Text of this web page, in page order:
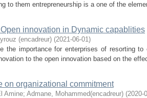
to them entrepreneurship is a one of the
innovation in Dynamic capablities
(encadreur) (2021-06-01)
the importance for enterprises of resorting to
to the open innovation based on the
on organizational commitment
Amine; Admane, Mohammed(encadreur) (2020-